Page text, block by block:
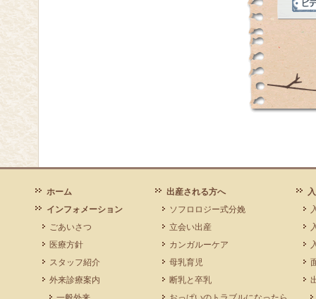
ホーム
インフォメーション
ごあいさつ
医療方針
スタッフ紹介
外来診療案内
出産される方へ
ソフロロジー式分娩
立会い出産
カンガルーケア
母乳育児
断乳と卒乳